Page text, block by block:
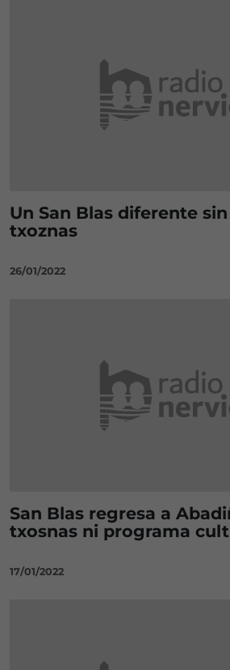
Un San Blas diferente
txoznas
26/01/2022
San Blas regresa a
txosnas ni programa
17/01/2022